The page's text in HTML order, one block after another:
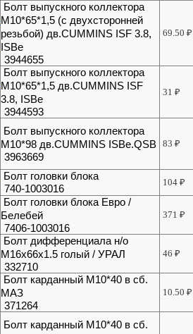
Болт выпускного коллектора
М10*65*1,5 (с двухсторонней
резьбой) дв.CUMMINS ISF 3.8,
ISBe
3944655
69.50₽
Болт выпускного коллектора
М10*65*1,5 дв.CUMMINS ISF
3.8, ISBe
3944593
31₽
Болт выпускного коллектора
М10*98 дв.CUMMINS ISBe.QSB
3963669
83₽
Болт головки блока
740-1003016
104₽
Болт головки блока Евро /
Белебей
7406-1003016
371₽
Болт дифференциала н/о
М16х66х1.5 голый / УРАЛ
332710
46₽
Болт карданный М10*40 в сб.
МАЗ
371264
10.50₽
Болт карданный М10*40 в сб.